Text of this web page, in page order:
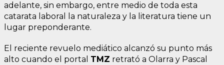
adelante, sin embargo, entre medio de toda esta
catarata laboral la naturaleza y la literatura tiene un
lugar preponderante.
El reciente revuelo mediático alcanzó su punto más
alto cuando el portal TMZ retrató a Olarra y Pascal